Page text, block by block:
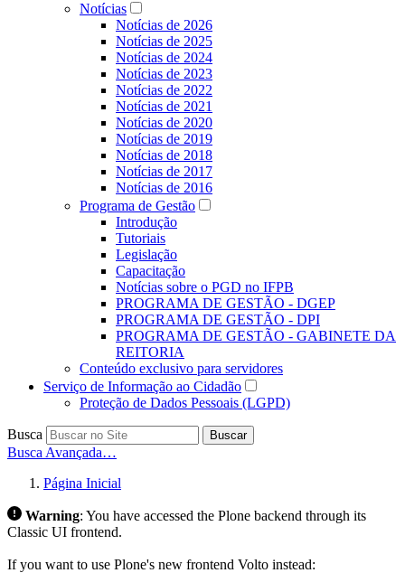
Notícias
Notícias de 2026
Notícias de 2025
Notícias de 2024
Notícias de 2023
Notícias de 2022
Notícias de 2021
Notícias de 2020
Notícias de 2019
Notícias de 2018
Notícias de 2017
Notícias de 2016
Programa de Gestão
Introdução
Tutoriais
Legislação
Capacitação
Notícias sobre o PGD no IFPB
PROGRAMA DE GESTÃO - DGEP
PROGRAMA DE GESTÃO - DPI
PROGRAMA DE GESTÃO - GABINETE DA
REITORIA
Conteúdo exclusivo para servidores
Serviço de Informação ao Cidadão
Proteção de Dados Pessoais (LGPD)
Busca Buscar
Busca Avançada…
Página Inicial
Warning: You have accessed the Plone backend through its
Classic UI frontend.
If you want to use Plone's new frontend Volto instead: